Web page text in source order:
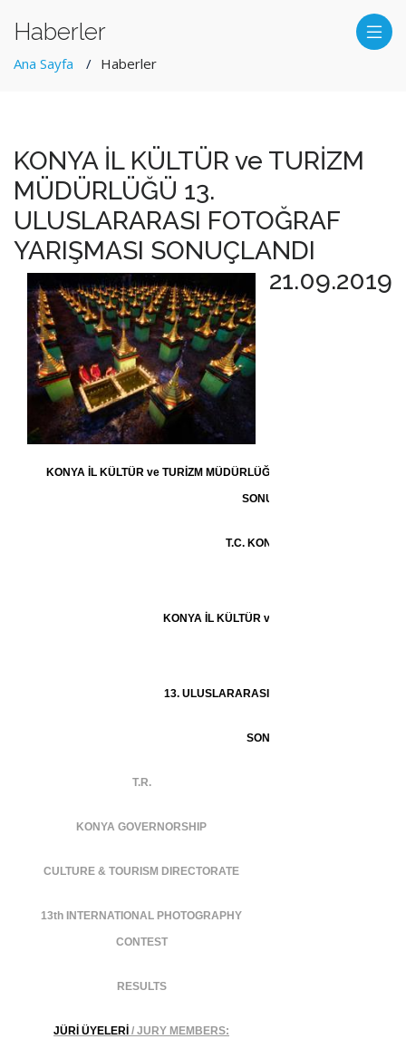
Haberler
Ana Sayfa Haberler
KONYA İL KÜLTÜR ve TURİZM
MÜDÜRLÜĞÜ 13.
ULUSLARARASI FOTOĞRAF
YARIŞMASI SONUÇLANDI
21.09.2019
KONYA İL KÜLTÜR ve TURİZM MÜDÜRLÜĞÜ 13. ULUSLARARASI
SONUÇLANDI
T.C. KONYA VALİLİĞİ
KONYA İL KÜLTÜR ve TURİZM MÜDÜRLÜĞÜ
13. ULUSLARARASI FOTOĞRAF YARIŞMASI
SONUÇLARI
T.R.
KONYA GOVERNORSHIP
CULTURE & TOURISM DIRECTORATE
13th INTERNATIONAL PHOTOGRAPHY
CONTEST
RESULTS
JÜRİ ÜYELERİ / JURY MEMBERS: